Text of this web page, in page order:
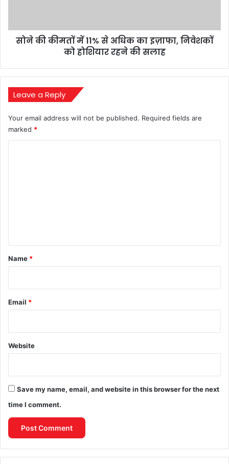
इज़ाफा,
निवेशकों
सलाह
सोने की कीमतों में 11% से अधिक का इज़ाफा, निवेशकों
को होशियार रहने की सलाह
Leave a Reply
Your email address will not be published. Required fields are
marked *
*
Name *
Email *
Website
Save my name, email, and website in this browser for the next
time I comment.